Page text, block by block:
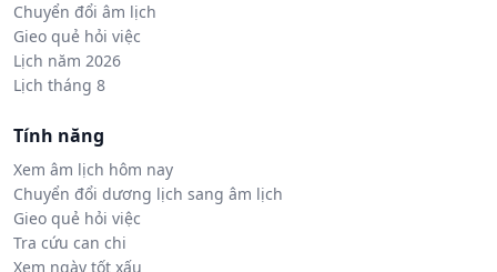
Chuyển đổi âm lịch
Gieo quẻ hỏi việc
Lịch năm 2026
Lịch tháng 8
Tính năng
Xem âm lịch hôm nay
Chuyển đổi dương lịch sang âm lịch
Gieo quẻ hỏi việc
Tra cứu can chi
Xem ngày tốt xấu